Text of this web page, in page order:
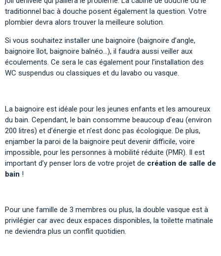
traditionnel bac à douche posent également la question. Votre
plombier devra alors trouver la meilleure solution.
Si vous souhaitez installer une baignoire (baignoire d’angle,
baignoire îlot, baignoire balnéo…), il faudra aussi veiller aux
écoulements. Ce sera le cas également pour l’installation des
WC suspendus ou classiques et du lavabo ou vasque.
La baignoire est idéale pour les jeunes enfants et les amoureux
du bain. Cependant, le bain consomme beaucoup d’eau (environ
200 litres) et d’énergie et n’est donc pas écologique. De plus,
enjamber la paroi de la baignoire peut devenir difficile, voire
impossible, pour les personnes à mobilité réduite (PMR). Il est
important d’y penser lors de votre projet de création de salle de
bain !
Pour une famille de 3 membres ou plus, la double vasque est à
privilégier car avec deux espaces disponibles, la toilette matinale
ne deviendra plus un conflit quotidien.